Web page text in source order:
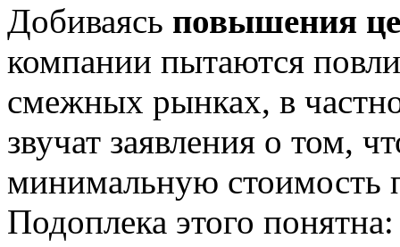
Добиваясь повышения
компании пытаются
смежных рынках, в
звучат заявления о том,
минимальную стоимость
Подоплека этого